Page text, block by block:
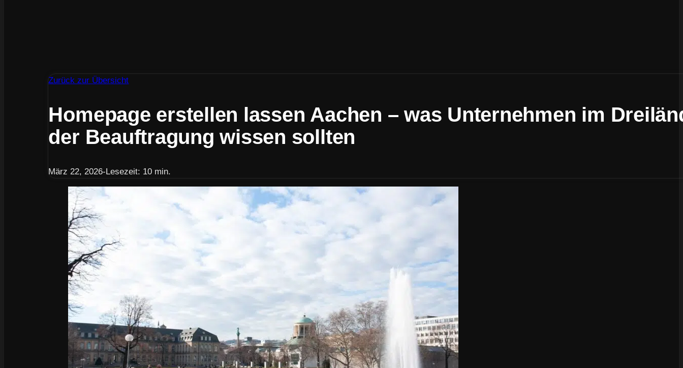
Zurück zur Übersicht
Homepage erstellen lassen Aachen – was Unternehmen im
der Beauftragung wissen sollten
März 22, 2026-Lesezeit: 10 min.